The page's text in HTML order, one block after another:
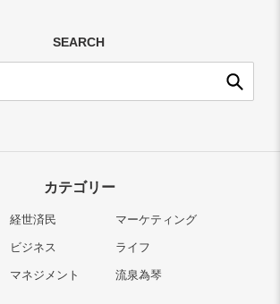
SEARCH
送
カテゴリー
経世済民
ビジネス
マネジメント
マーケティング
ライフ
流泉為琴